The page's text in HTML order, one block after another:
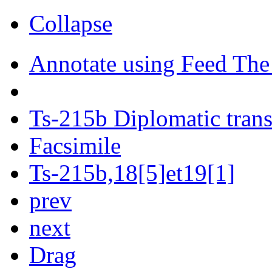
Collapse
Annotate using Feed
Ts-215b Diplomatic
Facsimile
Ts-215b,18[5]et19[1]
prev
next
Drag